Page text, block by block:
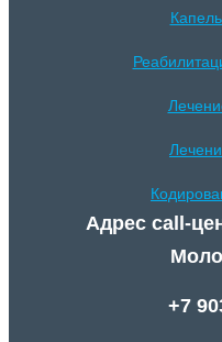
Адрес call-
+7